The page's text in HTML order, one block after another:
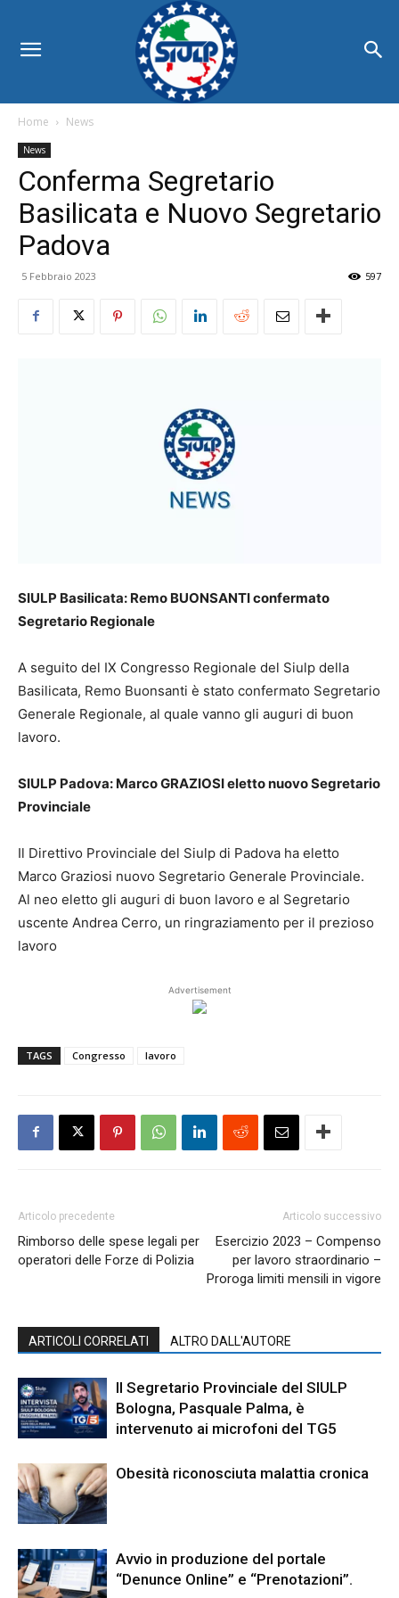
Home News
News
Conferma Segretario
Basilicata e Nuovo Segretario
Padova
5 Febbraio 2023 597
SIULP Basilicata: Remo BUONSANTI confermato
Segretario Regionale
A seguito del IX Congresso Regionale del Siulp della
Basilicata, Remo Buonsanti è stato confermato Segretario
Generale Regionale, al quale vanno gli auguri di buon
lavoro.
SIULP Padova: Marco GRAZIOSI eletto nuovo Segretario
Provinciale
Il Direttivo Provinciale del Siulp di Padova ha eletto
Marco Graziosi nuovo Segretario Generale Provinciale.
Al neo eletto gli auguri di buon lavoro e al Segretario
uscente Andrea Cerro, un ringraziamento per il prezioso
lavoro
Advertisement
TAGS Congresso lavoro
Articolo precedente
Rimborso delle spese legali per
operatori delle Forze di Polizia
Articolo successivo
Esercizio 2023 – Compenso
per lavoro straordinario –
Proroga limiti mensili in vigore
ARTICOLI CORRELATI ALTRO DALL'AUTORE
Il Segretario Provinciale del SIULP
Bologna, Pasquale Palma, è
intervenuto ai microfoni del TG5
Obesità riconosciuta malattia cronica
Avvio in produzione del portale
“Denunce Online” e “Prenotazioni”.